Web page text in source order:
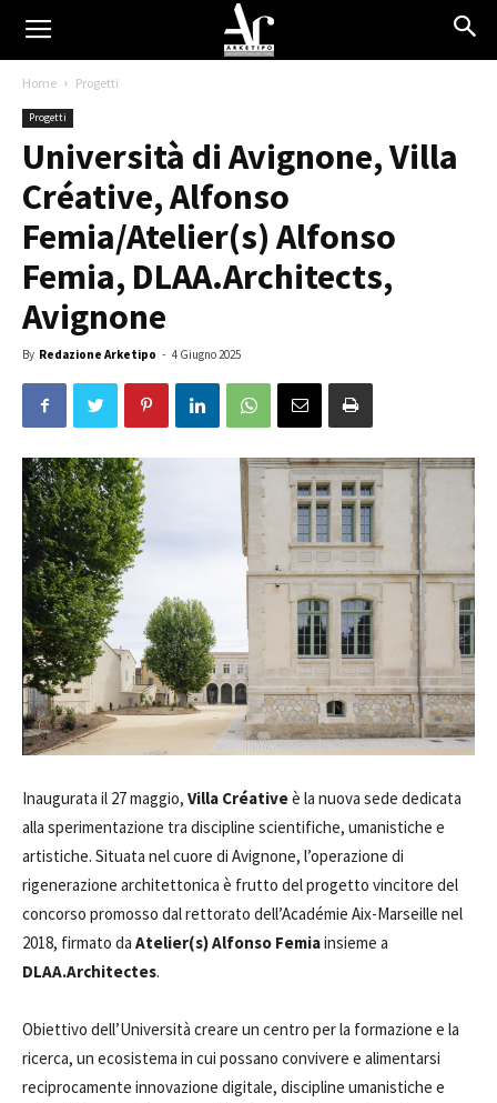
Home Progetti
Progetti
Università di Avignone, Villa
Créative, Alfonso
Femia/Atelier(s) Alfonso
Femia, DLAA.Architects,
Avignone
By Redazione Arketipo - 4 Giugno 2025
Inaugurata il 27 maggio, Villa Créativeè la nuova sede dedicata
alla sperimentazione tra discipline scientifiche, umanistiche e
artistiche. Situata nel cuore di Avignone, l’operazione di
rigenerazione architettonica è frutto del progetto vincitore del
concorso promosso dal rettorato dell’Académie Aix-Marseille nel
2018, firmato da Atelier(s) Alfonso Femiainsieme a
DLAA.Architectes.
Obiettivo dell’Università creare un centro per la formazione e la
ricerca, un ecosistema in cui possano convivere e alimentarsi
reciprocamente innovazione digitale, discipline umanistiche e